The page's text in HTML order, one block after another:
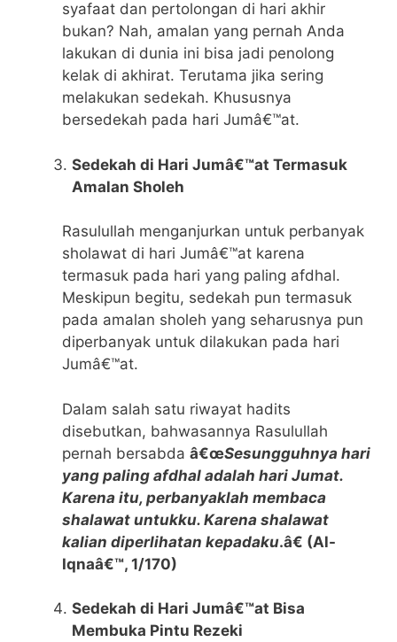
syafaat dan pertolongan di hari akhir
bukan? Nah, amalan yang pernah Anda
lakukan di dunia ini bisa jadi penolong
kelak di akhirat. Terutama jika sering
melakukan sedekah. Khususnya
bersedekah pada hari Jumâ€™at.
Sedekah di Hari Jumâ€™at Termasuk
Amalan Sholeh
Rasulullah menganjurkan untuk perbanyak
sholawat di hari Jumâ€™at karena
termasuk pada hari yang paling afdhal.
Meskipun begitu, sedekah pun termasuk
pada amalan sholeh yang seharusnya pun
diperbanyak untuk dilakukan pada hari
Jumâ€™at.
Dalam salah satu riwayat hadits
disebutkan, bahwasannya Rasulullah
pernah bersabda â€œSesungguhnya hari
yang paling afdhal adalah hari Jumat.
Karena itu, perbanyaklah membaca
shalawat untukku. Karena shalawat
kalian diperlihatan kepadaku.â€ (Al-
Iqnaâ€™, 1/170)
Sedekah di Hari Jumâ€™at Bisa
Membuka Pintu Rezeki